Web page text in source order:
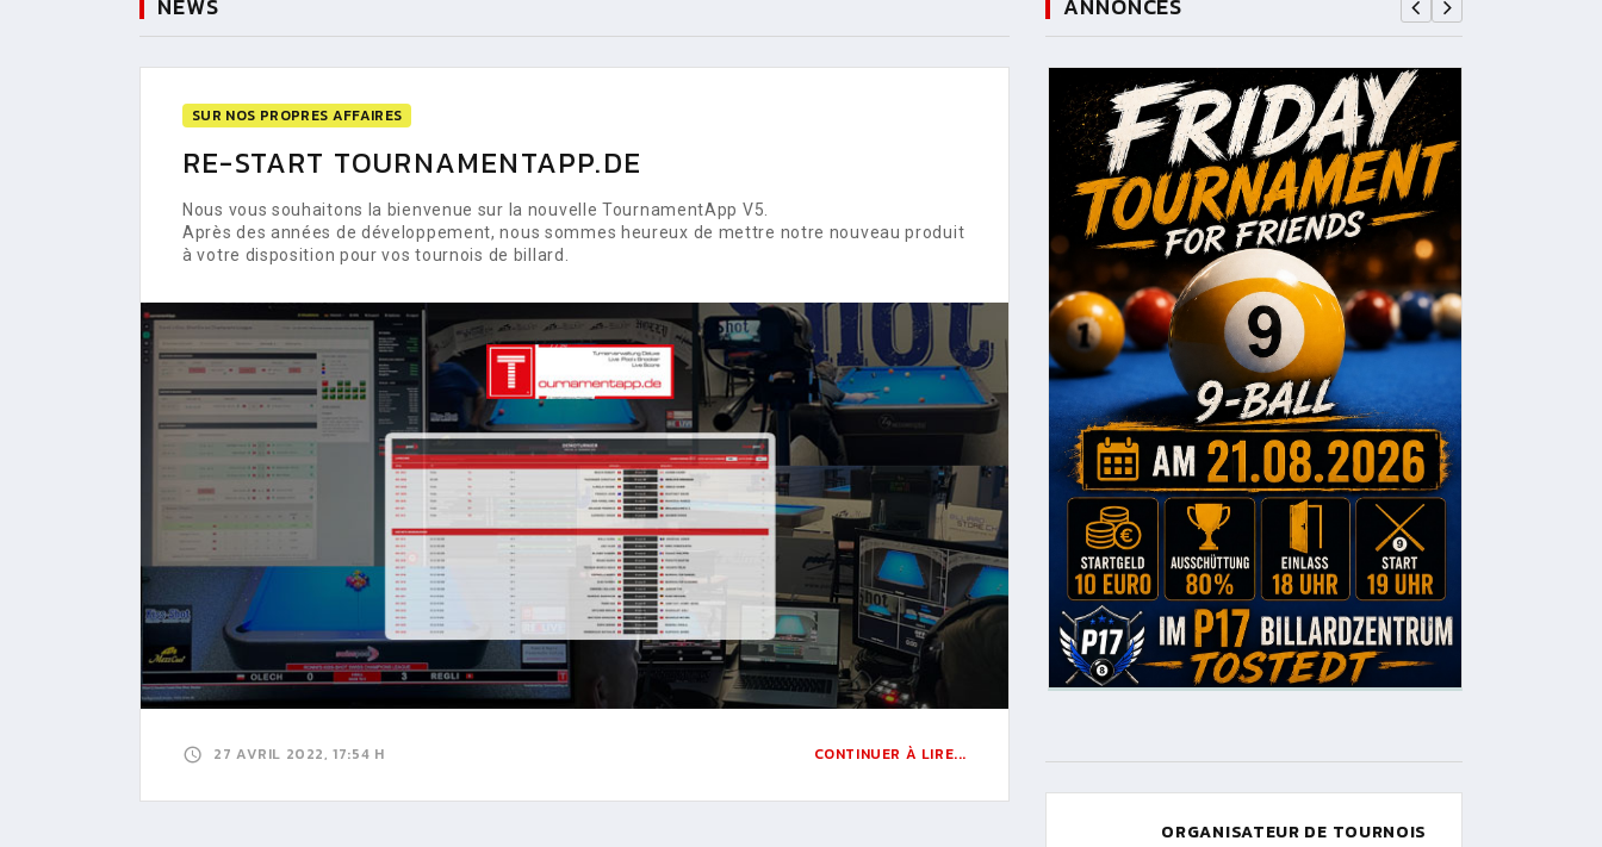
NEWS
SUR NOS PROPRES AFFAIRES
RE-START TOURNAMENTAPP.DE
Nous vous souhaitons la bienvenue sur la nouvelle TournamentApp V5.
Après des années de développement, nous sommes heureux de mettre notre nouveau produit
à votre disposition pour vos tournois de billard.
27 AVRIL 2022, 17:54 H CONTINUER À LIRE...
ANNONCES
ORGANISATEUR DE TOURNOIS